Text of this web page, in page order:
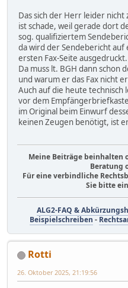
Das sich der Herr leider nicht
ist schade, weil gerade dort
sog. qualifiziertem
da wird der Sendebericht
ersten Fax-Seite ausgedruckt.
Da muss lt. BGH dann schon
und warum er das Fax nicht
Auch auf die heute
vor dem
im Original beim Einwurf
keinen Zeugen benötigt, ist
Meine Beiträge beinhalten
Beratung
Für eine verbindliche
Sie bitte
ALG2-FAQ &
Beispielschreiben -
Rotti
26. Oktober 2025, 21:19:56